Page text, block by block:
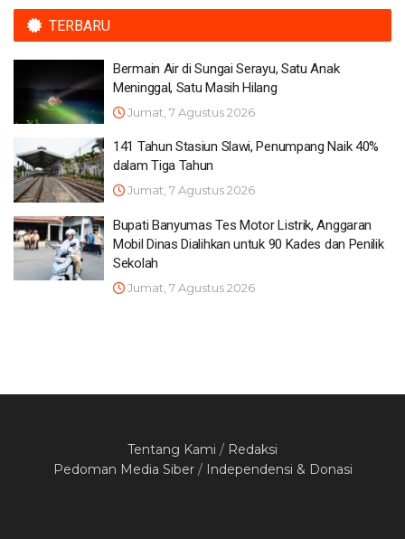
TERBARU
Bermain Air di Sungai Serayu, Satu Anak
Meninggal, Satu Masih Hilang
Jumat, 7 Agustus 2026
141 Tahun Stasiun Slawi, Penumpang Naik 40%
dalam Tiga Tahun
Jumat, 7 Agustus 2026
Bupati Banyumas Tes Motor Listrik, Anggaran
Mobil Dinas Dialihkan untuk 90 Kades dan Penilik
Sekolah
Jumat, 7 Agustus 2026
Tentang Kami / Redaksi
Pedoman Media Siber/ Independensi & Donasi